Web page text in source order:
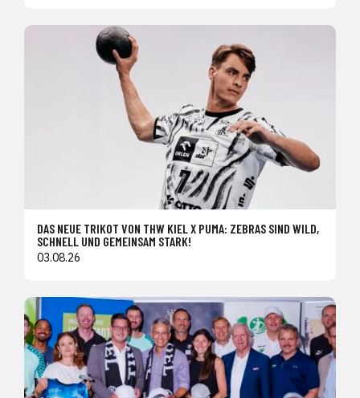
DAS NEUE TRIKOT VON THW KIEL X PUMA: ZEBRAS SIND WILD,
SCHNELL UND GEMEINSAM STARK!
03.08.26